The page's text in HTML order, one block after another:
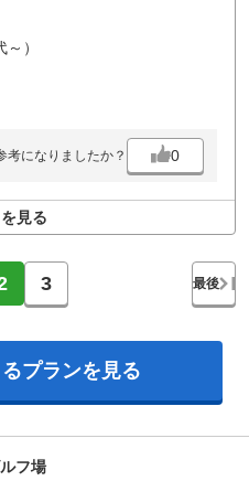
～）
考になりましたか？ 0
見る
3 最後
プランを見る
フ場